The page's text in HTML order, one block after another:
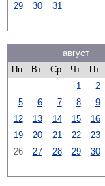
29
30 31
август
Пн
Вт Ср Чт Пт
1
2
5
6 7 8 9
12
13 14 15 16
19
20 21 22 23
26
27 28 29 30